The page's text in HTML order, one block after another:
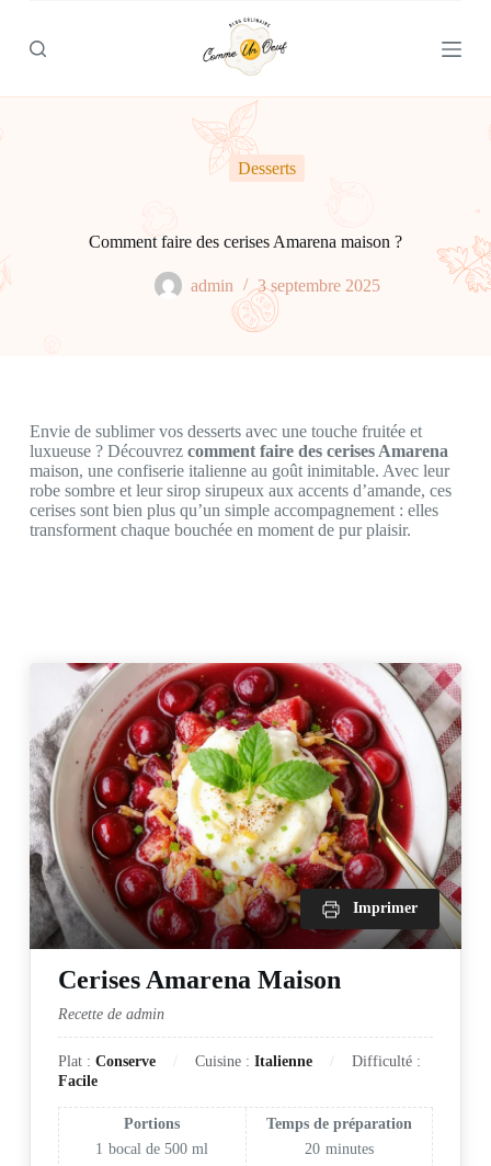
e
Desserts
Comment faire des cerises Amarena maison ?
admin 3 septembre 2025
Envie de sublimer vos desserts avec une touche fruitée et
luxueuse ? Découvrez comment faire des cerises Amarena
maison, une confiserie italienne au goût inimitable. Avec leur
robe sombre et leur sirop sirupeux aux accents d’amande, ces
cerises sont bien plus qu’un simple accompagnement : elles
transforment chaque bouchée en moment de pur plaisir.
Imprimer
Cerises Amarena Maison
Recette de admin
Plat : Conserve Cuisine : Italienne
Difficulté :
Facile
Portions
1 bocal de 500 ml
Temps de préparation
20 minutes